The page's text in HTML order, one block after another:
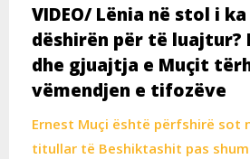
VIDEO/ Lënia në stol i
dëshirën për të luajtur?
dhe gjuajtja e Muçit
vëmendjen e tifozëve
Ernest Muçi është përfshirë sot
titullar të Beshiktashit pas